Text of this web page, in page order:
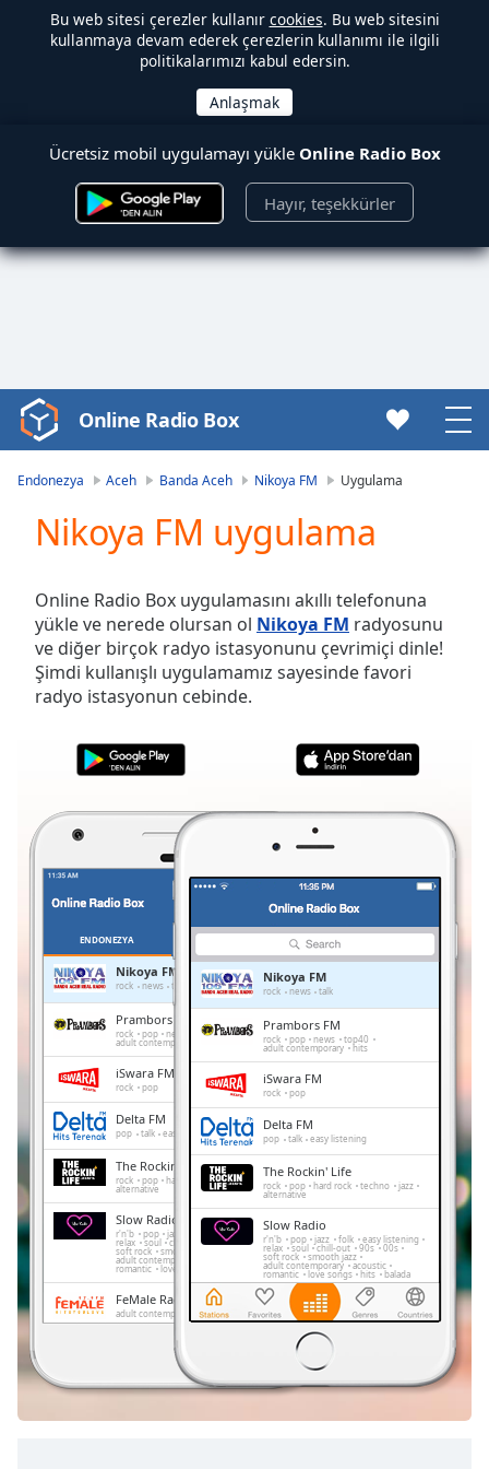
Bu web sitesi çerezler kullanır cookies. Bu web sitesini
kullanmaya devam ederek çerezlerin kullanımı ile ilgili
politikalarımızı kabul edersin.
Ücretsiz mobil uygulamayı yükle Online Radio Box
Hayır, teşekkürler
Video
Player
Play
Video
Skip
Backward
Skip
Forward
Mute
Current
Duration-:-
0.00%
Stream
TypeLIVE
Seek to
LIVE
Remaining
Time-
Playback
Chapters
Chapters
Descriptions
descriptions
off,
Subtitles
subtitles
Online Radio Box
Endonezya Aceh Banda Aceh Nikoya FM Uygulama
Nikoya FM uygulama
Online Radio Box uygulamasını akıllı telefonuna
yükle ve nerede olursan ol Nikoya FM radyosunu
ve diğer birçok radyo istasyonunu çevrimiçi dinle!
Şimdi kullanışlı uygulamamız sayesinde favori
radyo istasyonun cebinde.
ENDONEZYA
Nikoya FM
rock news talk
Prambors FM
rock pop news top40
adult contemporary
iSwara FM
rock pop
Delta FM
pop talk easy listening
The Rockin' Life
rock pop hard rock techno jazz
alternative
Slow Radio
r'n'b pop jazz easy listening
relax soul chill-out 90s 00s
soft rock smooth jazz
adult contemporary
romantic love songs
FeMale Radio
adult contemporary
adult contemporary
Gen FM
Nikoya FM
rock news talk
Prambors FM
rock pop news top40
adult contemporary hits
iSwara FM
rock pop
Delta FM
pop talk easy listening
The Rockin' Life
rock pop hard rock techno jazz
alternative
Slow Radio
r'n'b pop jazz folk easy listening
relax soul chill-out 90s 00s
soft rock smooth jazz
adult contemporary acoustic
romantic love songs hits balada
FeMale Radio
adult contemporary
Trax FM
top40 adult contemporary
Gen FM